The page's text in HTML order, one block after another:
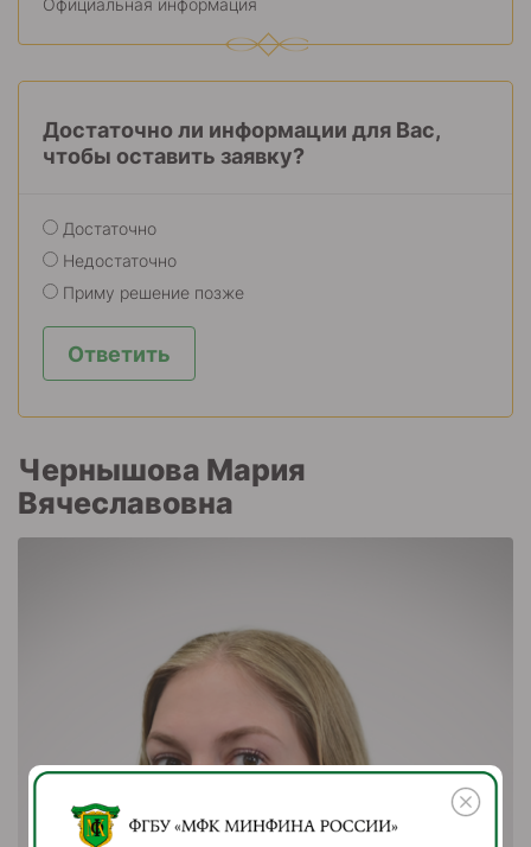
Официальная информация
Достаточно ли информации для Вас,
чтобы оставить заявку?
Достаточно
Недостаточно
Приму решение позже
Ответить
Чернышова Мария
Вячеславовна